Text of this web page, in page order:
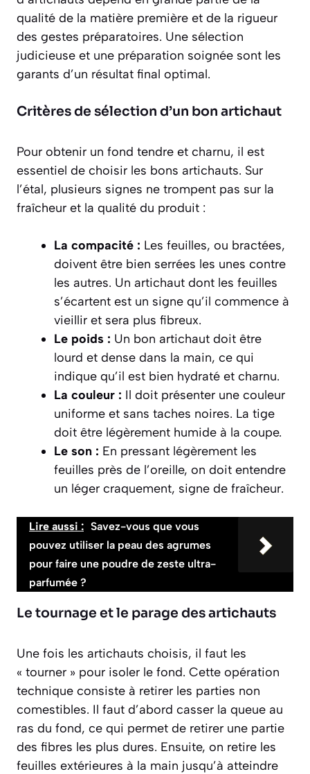
qualité de la matière première et de la rigueur
des gestes préparatoires. Une sélection
judicieuse et une préparation soignée sont les
garants d’un résultat final optimal.
Critères de sélection d’un bon artichaut
Pour obtenir un fond tendre et charnu, il est
essentiel de choisir les bons artichauts. Sur
l’étal, plusieurs signes ne trompent pas sur la
fraîcheur et la qualité du produit :
La compacité : Les feuilles, ou bractées,
doivent être bien serrées les unes contre
les autres. Un artichaut dont les feuilles
s’écartent est un signe qu’il commence à
vieillir et sera plus fibreux.
Le poids : Un bon artichaut doit être
lourd et dense dans la main, ce qui
indique qu’il est bien hydraté et charnu.
La couleur : Il doit présenter une couleur
uniforme et sans taches noires. La tige
doit être légèrement humide à la coupe.
Le son : En pressant légèrement les
feuilles près de l’oreille, on doit entendre
un léger craquement, signe de fraîcheur.
Lire aussi : Savez-vous que vous
pouvez utiliser la peau des agrumes
pour faire une poudre de zeste ultra-
parfumée ?
Le tournage et le parage des artichauts
Une fois les artichauts choisis, il faut les
« tourner » pour isoler le fond. Cette opération
technique consiste à retirer les parties non
comestibles. Il faut d’abord casser la queue au
ras du fond, ce qui permet de retirer une partie
des fibres les plus dures. Ensuite, on retire les
feuilles extérieures à la main jusqu’à atteindre